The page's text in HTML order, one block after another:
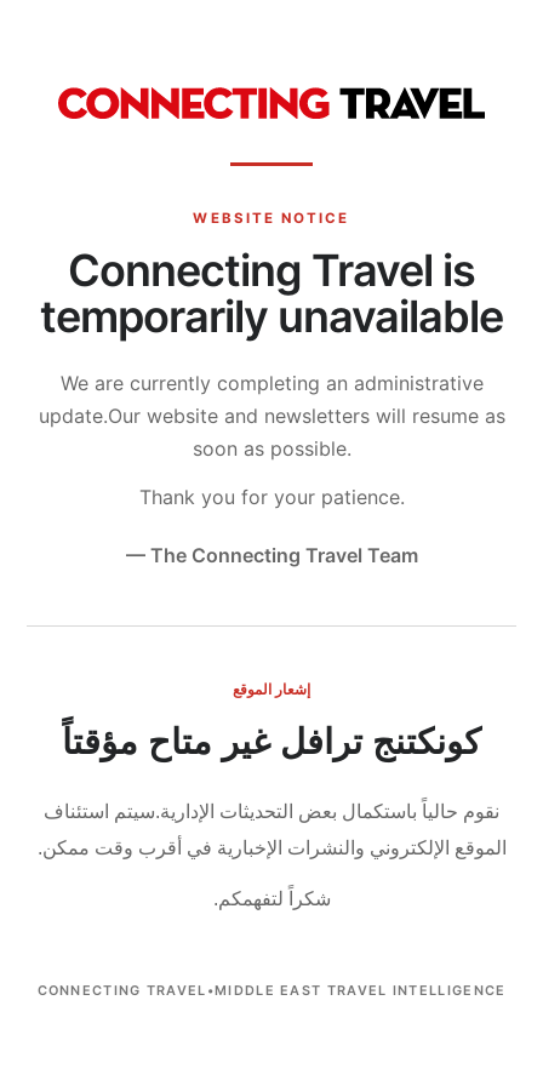
WEBSITE NOTICE
Connecting Travel is
temporarily unavailable
We are currently completing an administrative
update.Our website and newsletters will resume as
soon as possible.
Thank you for your patience.
— The Connecting Travel Team
إشعار الموقع
كونكتنج ترافل غير متاح مؤقتاً
نقوم حالياً باستكمال بعض التحديثات الإدارية.سيتم استئناف
الموقع الإلكتروني والنشرات الإخبارية في أقرب وقت ممكن.
شكراً لتفهمكم.
CONNECTING TRAVEL •MIDDLE EAST TRAVEL INTELLIGENCE